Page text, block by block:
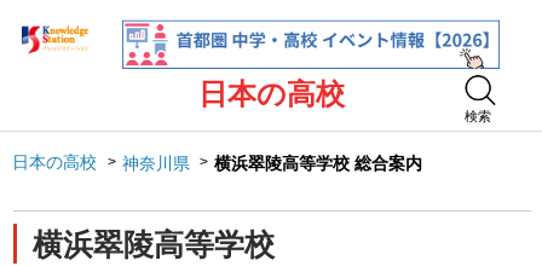
日本の高校
検索
日本の高校 神奈川県 横浜翠陵高等学校 総合案内
横浜翠陵高等学校